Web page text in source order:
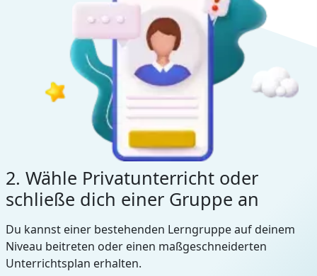
2. Wähle Privatunterricht oder
schließe dich einer Gruppe an
Du kannst einer bestehenden Lerngruppe auf deinem
Niveau beitreten oder einen maßgeschneiderten
Unterrichtsplan erhalten.